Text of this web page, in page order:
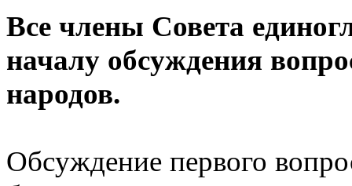
Все члены Совета
началу обсуждения
народов.
Обсуждение первого